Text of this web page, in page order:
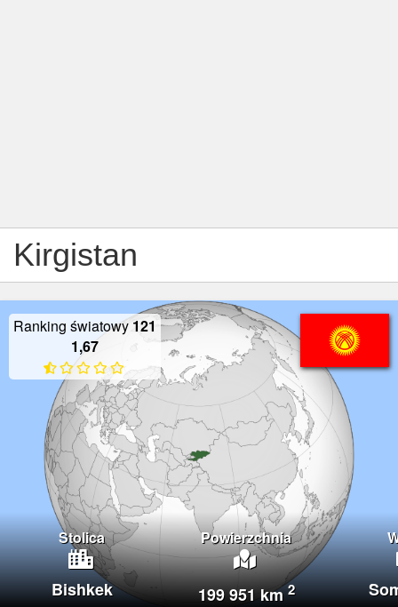
Kirgistan
Ranking światowy 121
1,67
Stolica Powierzchnia
Bishkek 199 951 km2